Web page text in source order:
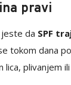
pravi
jeste da SPF
tokom dana
plivanjem